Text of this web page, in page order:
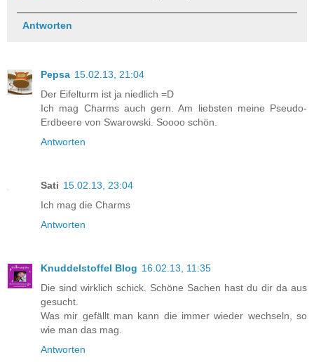
Antworten
Pepsa 15.02.13, 21:04
Der Eifelturm ist ja niedlich =D
Ich mag Charms auch gern. Am liebsten meine Pseudo-
Erdbeere von Swarowski. Soooo schön.
Antworten
Sati 15.02.13, 23:04
Ich mag die Charms
Antworten
Knuddelstoffel Blog 16.02.13, 11:35
Die sind wirklich schick. Schöne Sachen hast du dir da aus
gesucht.
Was mir gefällt man kann die immer wieder wechseln, so
wie man das mag.
Antworten